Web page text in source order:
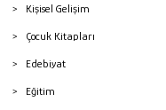
Kişisel Gelişim
Çocuk Kitapları
Edebiyat
Eğitim